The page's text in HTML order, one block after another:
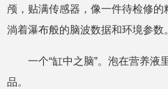
颅，贴满传感器，像一件待检修
淌着瀑布般的脑波数据和环境参数。
一个“缸中之脑”。泡在营养液
品。